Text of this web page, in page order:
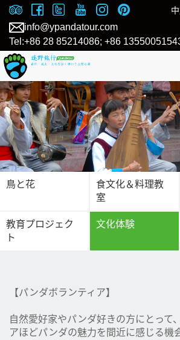
info@ypandatour.com
Tel:+86 28 85214086; +86
鳥と花
食文化＆料理教
室
教育プロジェク
ト
文化体験
【パンダボランティア】
自然愛好家やパンダ好きの方にとって
アほどパンダの魅力を間近に感じる機